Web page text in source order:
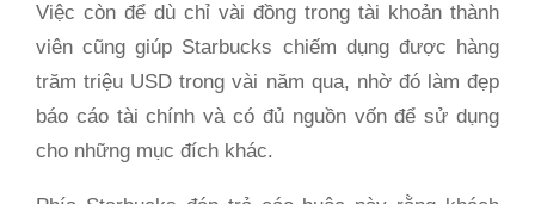
Việc còn để dù chỉ vài đồng trong tài khoản thành
viên cũng giúp Starbucks chiếm dụng được hàng
trăm triệu USD trong vài năm qua, nhờ đó làm đẹp
báo cáo tài chính và có đủ nguồn vốn để sử dụng
cho những mục đích khác.